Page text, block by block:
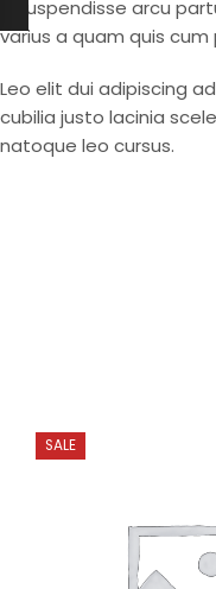
a suspendisse arcu
varius a quam quis cum
Leo elit dui adipiscing
cubilia justo lacinia
natoque leo cursus.
SALE